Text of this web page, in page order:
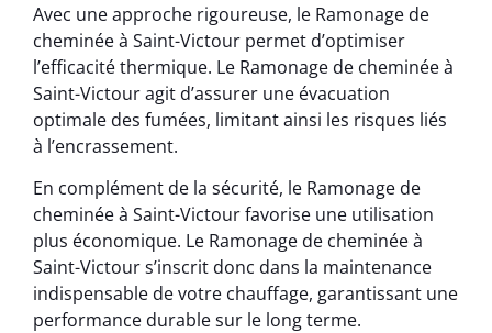
Avec une approche rigoureuse, le Ramonage de
cheminée à Saint-Victour permet d’optimiser
l’efficacité thermique. Le Ramonage de cheminée à
Saint-Victour agit d’assurer une évacuation
optimale des fumées, limitant ainsi les risques liés
à l’encrassement.
En complément de la sécurité, le Ramonage de
cheminée à Saint-Victour favorise une utilisation
plus économique. Le Ramonage de cheminée à
Saint-Victour s’inscrit donc dans la maintenance
indispensable de votre chauffage, garantissant une
performance durable sur le long terme.